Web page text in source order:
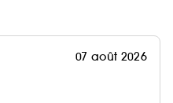
07 août 2026